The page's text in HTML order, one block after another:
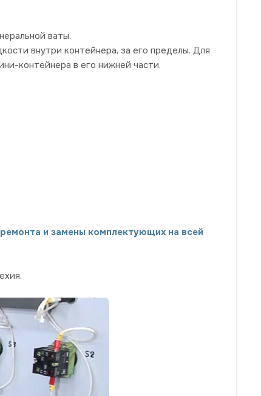
ваты.
внутри контейнера, за его пределы. Для
контейнера в его нижней части.
и замены комплектующих на всей